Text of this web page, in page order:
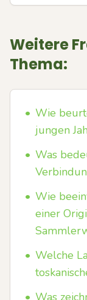
Weitere
Thema:
• Wie
jungen
• Was
• Wie
einer
• Welche
• Was